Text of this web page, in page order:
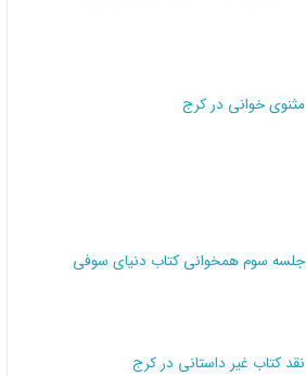
مثنوی خوانی در کرج
جلسه سوم همخوانی کتاب دنیای سوفی
نقد کتاب غیر داستانی در کرج